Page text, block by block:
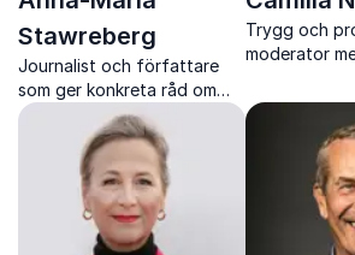
Stawreberg
Journalist och författare
som ger konkreta råd om
prepping och krisberedskap
Trygg och
moderator
varje event